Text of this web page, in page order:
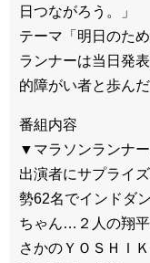
日つながろう。」
テーマ「明日のた
ランナーは当日発
的障がい者と歩ん
番組内容
▼マラソンランナ
出演者にサプライ
勢62名でインドダ
ちゃん…２人の翔
さかのＹＯＳＨＩ